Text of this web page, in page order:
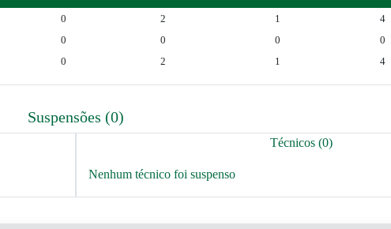
0 2 1 4
0 0 0 0
0 2 1 4
Suspensões (0)
Técnicos (0)
Nenhum técnico foi suspenso